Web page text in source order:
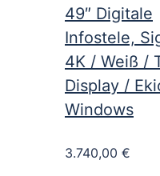
49″ Digitale
Infostele,
4K / Weiß /
Display /
Windows
3.740,00 €